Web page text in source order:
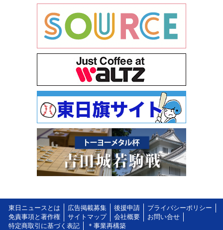
東日ニュースとは 広告掲載募集 後援申請
プライバシーポリシー
免責事項と著作権
サイトマップ 会社概要
お問い合せ
特定商取引に基づく表記
＊事業再構築